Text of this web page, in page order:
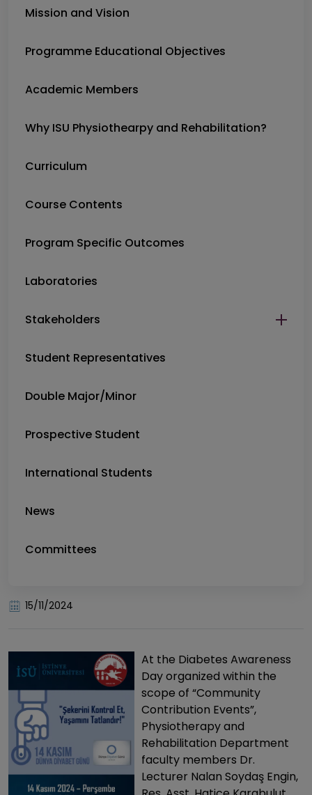
Mission and Vision
Programme Educational Objectives
Academic Members
Why ISU Physiothearpy and Rehabilitation?
Curriculum
Course Contents
Program Specific Outcomes
Laboratories
Stakeholders
Student Representatives
Double Major/Minor
Prospective Student
International Students
News
Committees
15/11/2024
At the Diabetes Awareness
Day organized within the
scope of “Community
Contribution Events”,
Physiotherapy and
Rehabilitation Department
faculty members Dr.
Lecturer Nalan Soydaş Engin,